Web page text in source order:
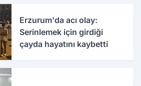
Erzurum'da acı olay:
Serinlemek için girdiği
çayda hayatını kaybetti